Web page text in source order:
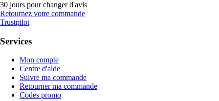
30 jours pour changer d'avis
Retournez votre commande
Trustpilot
Services
Mon compte
Centre d'aide
Suivre ma commande
Retourner ma commande
Codes promo